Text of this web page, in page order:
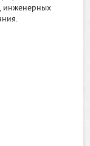
инженерных